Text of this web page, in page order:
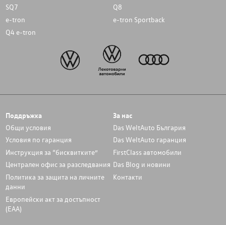
SQ7
Q8
e-tron
e-tron Sportback
Q4 e-tron
Поддръжка
Общи условия
Условия по гаранция
Инструкция за “бисквитките”
Централен офис за разследвания
Политика за защита на личните
данни
Европейски акт за достъпност
(ЕАА)
За нас
Das WeltAuto България
Das WeltAuto гаранция
FirstClass автомобили
Das Blog и новини
Контакти